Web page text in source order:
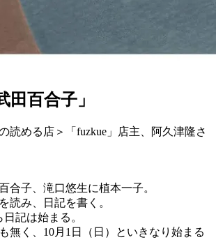
田百合子」
読める店＞「fuzkue」店主、阿久津隆さ
合子、滝口悠生に植本一子。
読み、日記を書く。
記は始まる。
無く、10月1日（日）といきなり始まる